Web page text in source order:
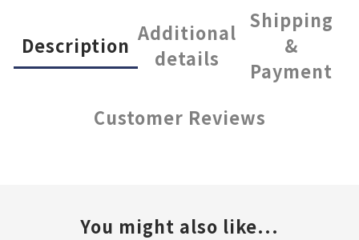
Description
Additional
details
Shipping
&
Payment
Customer Reviews
You might also like...